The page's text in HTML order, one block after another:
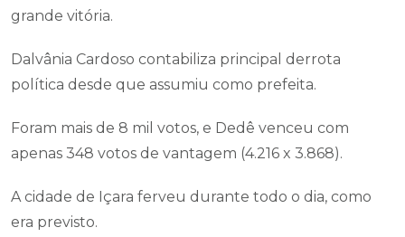
grande vitória.
Dalvânia Cardoso contabiliza principal derrota
política desde que assumiu como prefeita.
Foram mais de 8 mil votos, e Dedê venceu com
apenas 348 votos de vantagem (4.216 x 3.868).
A cidade de Içara ferveu durante todo o dia, como
era previsto.